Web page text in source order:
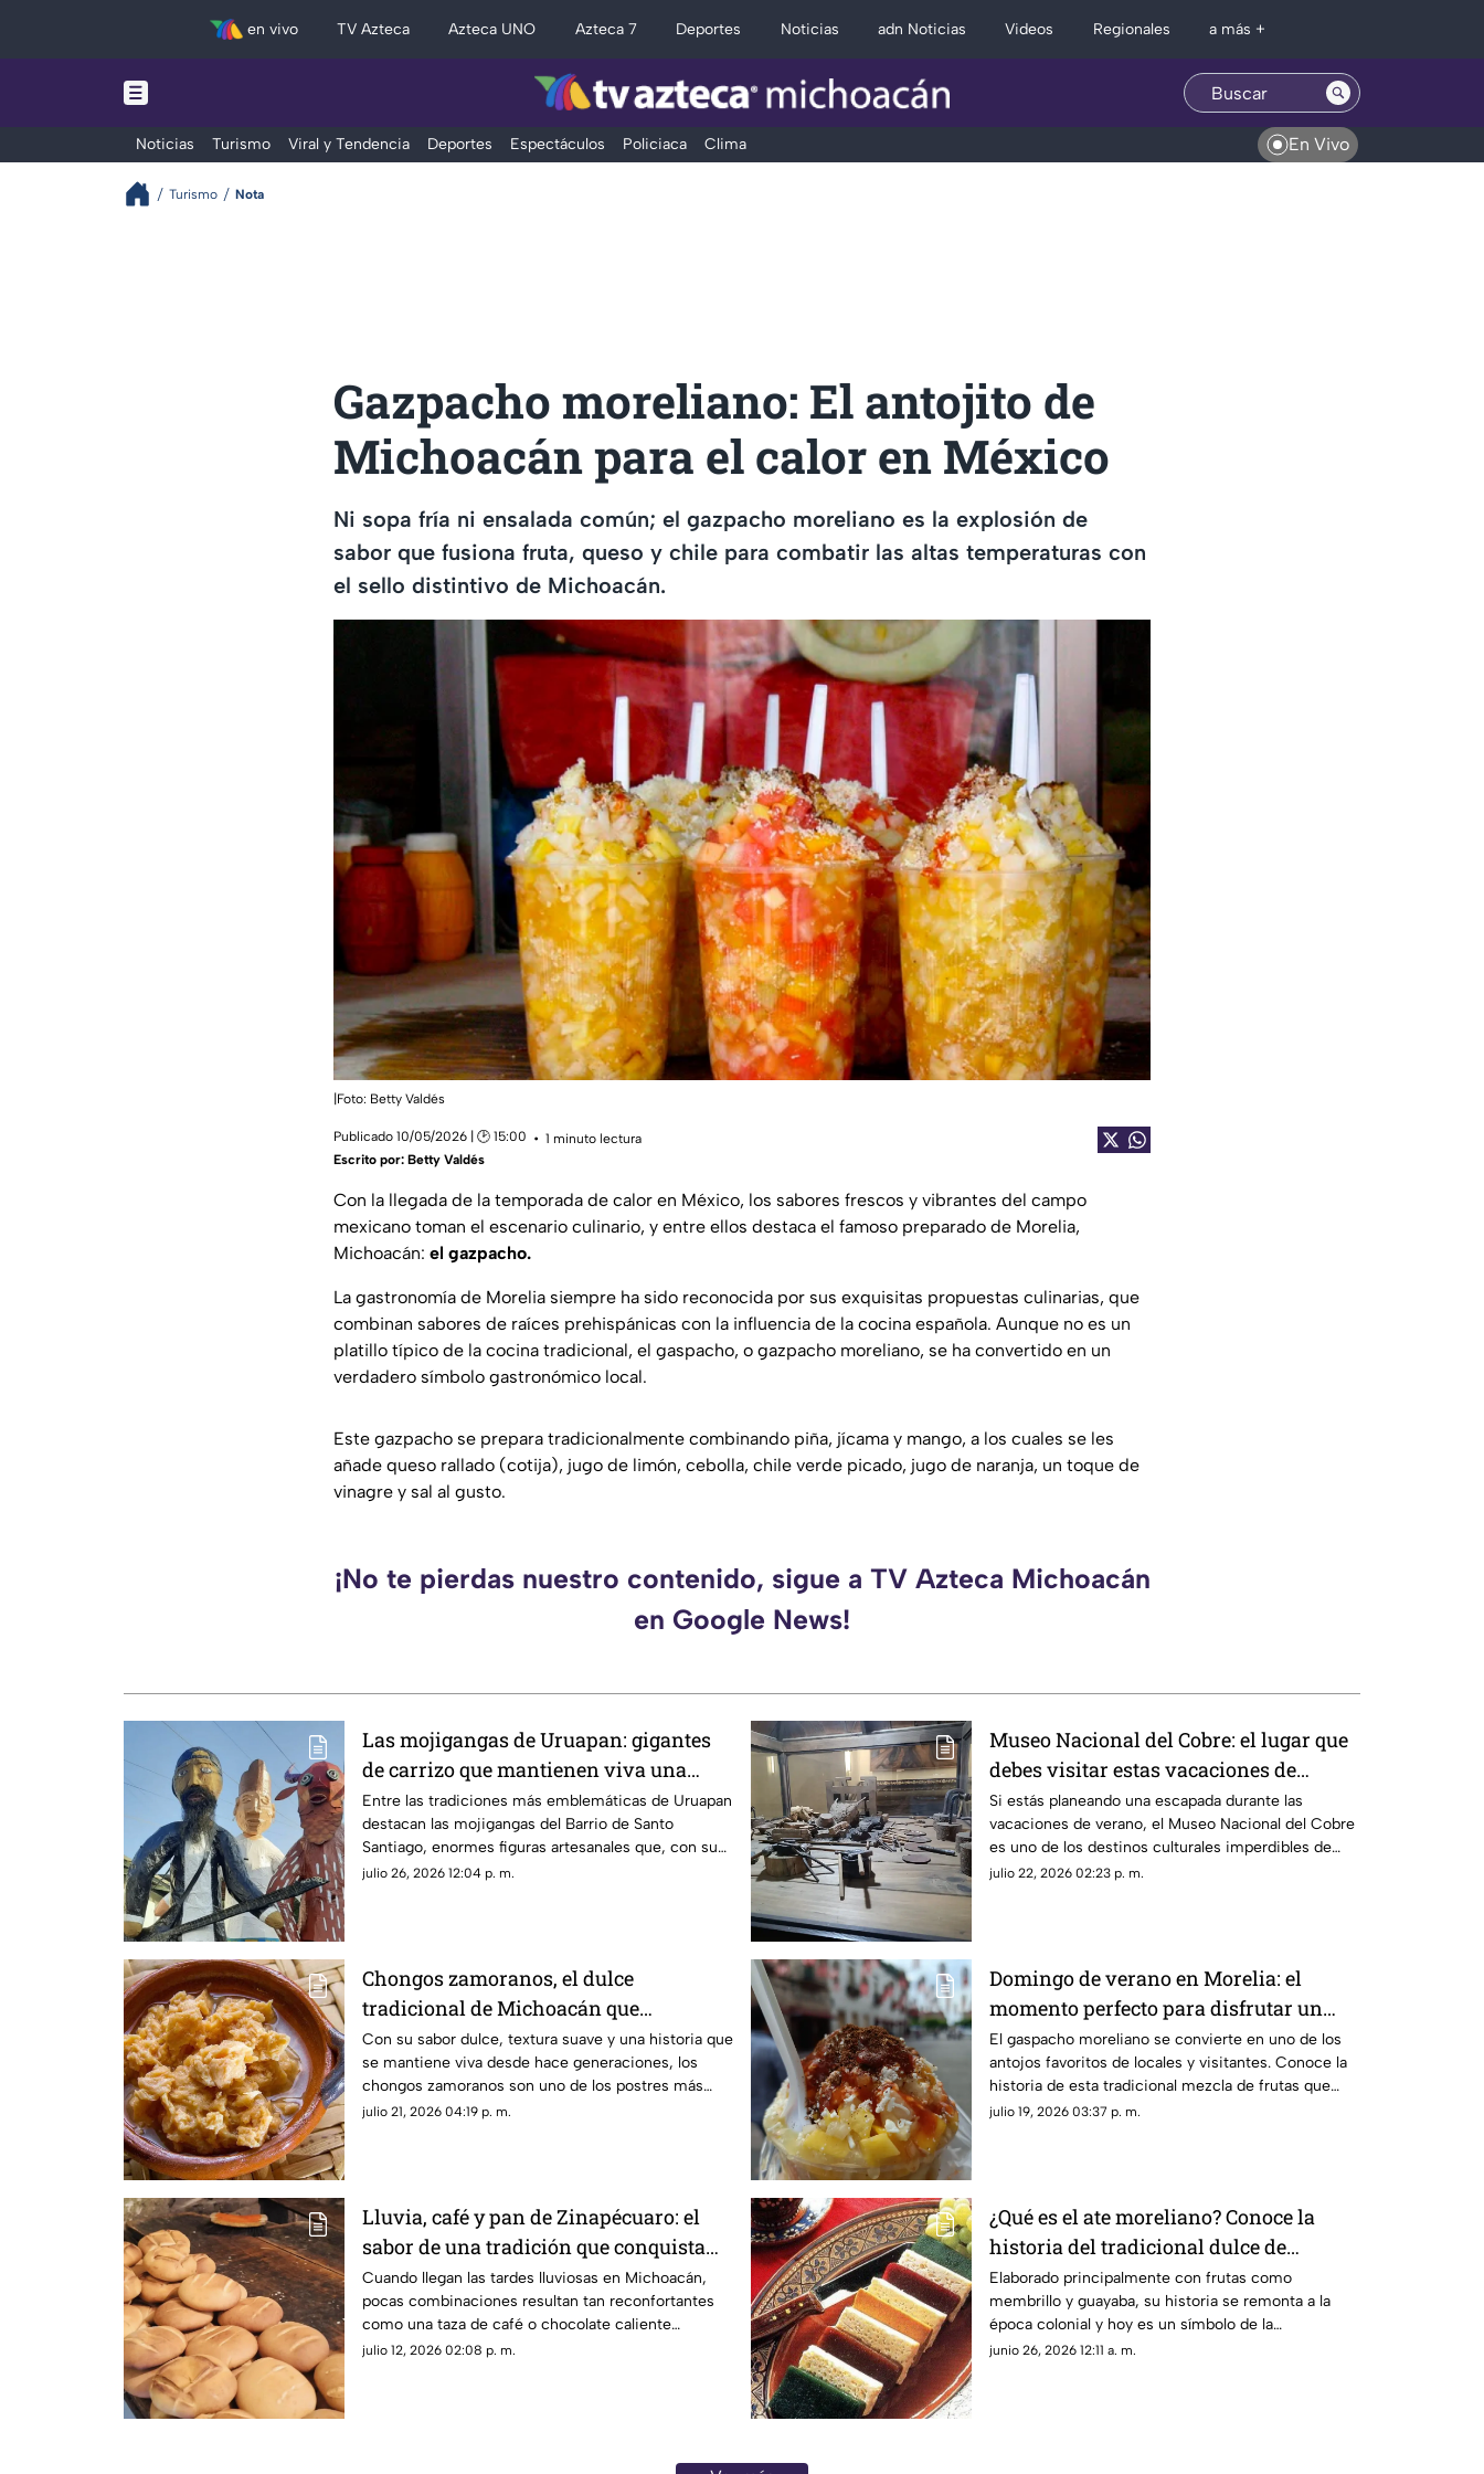
en vivo TV Azteca Azteca UNO Azteca 7 Deportes Noticias adn Noticias Videos Regionales a más +
Noticias Turismo Viral y Tendencia Deportes Espectáculos Policiaca Clima En Vivo
Turismo Nota
Gazpacho moreliano: El antojito de
Michoacán para el calor en México
Ni sopa fría ni ensalada común; el gazpacho moreliano es la explosión de
sabor que fusiona fruta, queso y chile para combatir las altas temperaturas con
el sello distintivo de Michoacán.
|Foto: Betty Valdés
Publicado 10/05/2026 | 🕑 15:00
1 minuto lectura
Escrito por: Betty Valdés
Con la llegada de la temporada de calor en México, los sabores frescos y vibrantes del campo
mexicano toman el escenario culinario, y entre ellos destaca el famoso preparado de Morelia,
Michoacán: el gazpacho.
La gastronomía de Morelia siempre ha sido reconocida por sus exquisitas propuestas culinarias, que
combinan sabores de raíces prehispánicas con la influencia de la cocina española. Aunque no es un
platillo típico de la cocina tradicional, el gaspacho, o gazpacho moreliano, se ha convertido en un
verdadero símbolo gastronómico local.
Este gazpacho se prepara tradicionalmente combinando piña, jícama y mango, a los cuales se les
añade queso rallado (cotija), jugo de limón, cebolla, chile verde picado, jugo de naranja, un toque de
vinagre y sal al gusto.
¡No te pierdas nuestro contenido, sigue a TV Azteca Michoacán
en Google News!
Las mojigangas de Uruapan: gigantes
de carrizo que mantienen viva una
tradición centenaria
Entre las tradiciones más emblemáticas de Uruapan
destacan las mojigangas del Barrio de Santo
Santiago, enormes figuras artesanales que, con su
colorido y movimiento, se han convertido en uno de
julio 26, 2026 12:04 p. m.
Museo Nacional del Cobre: el lugar que
debes visitar estas vacaciones de
verano en Michoacán
Si estás planeando una escapada durante las
vacaciones de verano, el Museo Nacional del Cobre
es uno de los destinos culturales imperdibles de
Michoacán. Ubicado en el Pueblo Mágico de Santa
julio 22, 2026 02:23 p. m.
Chongos zamoranos, el dulce
tradicional de Michoacán que
conquista paladares
Con su sabor dulce, textura suave y una historia que
se mantiene viva desde hace generaciones, los
chongos zamoranos son uno de los postres más
representativos de Michoacán y un símbolo de la
julio 21, 2026 04:19 p. m.
Domingo de verano en Morelia: el
momento perfecto para disfrutar un
tradicional gaspacho
El gaspacho moreliano se convierte en uno de los
antojos favoritos de locales y visitantes. Conoce la
historia de esta tradicional mezcla de frutas que
nació en Morelia.
julio 19, 2026 03:37 p. m.
Lluvia, café y pan de Zinapécuaro: el
sabor de una tradición que conquista
Michoacán
Cuando llegan las tardes lluviosas en Michoacán,
pocas combinaciones resultan tan reconfortantes
como una taza de café o chocolate caliente
acompañada del tradicional pan de Zinapécuaro, un
julio 12, 2026 02:08 p. m.
¿Qué es el ate moreliano? Conoce la
historia del tradicional dulce de
Michoacán
Elaborado principalmente con frutas como
membrillo y guayaba, su historia se remonta a la
época colonial y hoy es un símbolo de la
gastronomía de Morelia.
junio 26, 2026 12:11 a. m.